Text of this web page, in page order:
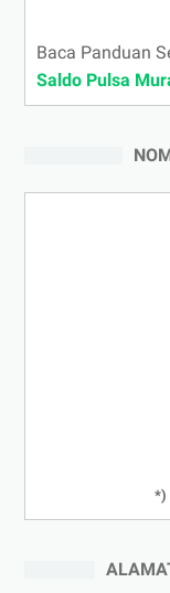
Baca Panduan
Saldo Pulsa
*)